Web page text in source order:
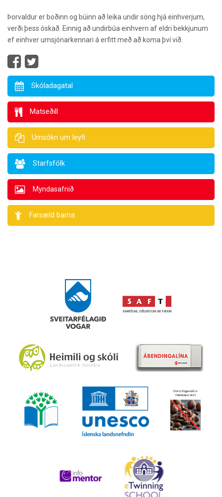
Þorvaldur er boðinn og búinn að leika undir söng hjá einhverjum,
verði þess óskað. Einnig að undirbúa einhvern af eldri bekkjunum
ef einhver umsjónarkennari á erfitt með að koma því við.
Skóladagatal
Matseðill
Umsókn um leyfi
Starfsfólk
Myndasafnið
Farsæld barna